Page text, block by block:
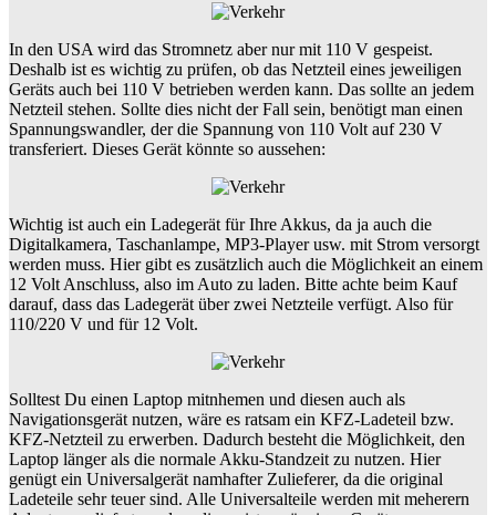
In den USA wird das Stromnetz aber nur mit 110 V gespeist.
Deshalb ist es wichtig zu prüfen, ob das Netzteil eines jeweiligen
Geräts auch bei 110 V betrieben werden kann. Das sollte an jedem
Netzteil stehen. Sollte dies nicht der Fall sein, benötigt man einen
Spannungswandler, der die Spannung von 110 Volt auf 230 V
transferiert. Dieses Gerät könnte so aussehen:
Wichtig ist auch ein Ladegerät für Ihre Akkus, da ja auch die
Digitalkamera, Taschanlampe, MP3-Player usw. mit Strom versorgt
werden muss. Hier gibt es zusätzlich auch die Möglichkeit an einem
12 Volt Anschluss, also im Auto zu laden. Bitte achte beim Kauf
darauf, dass das Ladegerät über zwei Netzteile verfügt. Also für
110/220 V und für 12 Volt.
Solltest Du einen Laptop mitnhemen und diesen auch als
Navigationsgerät nutzen, wäre es ratsam ein KFZ-Ladeteil bzw.
KFZ-Netzteil zu erwerben. Dadurch besteht die Möglichkeit, den
Laptop länger als die normale Akku-Standzeit zu nutzen. Hier
genügt ein Universalgerät namhafter Zulieferer, da die original
Ladeteile sehr teuer sind. Alle Universalteile werden mit meherern